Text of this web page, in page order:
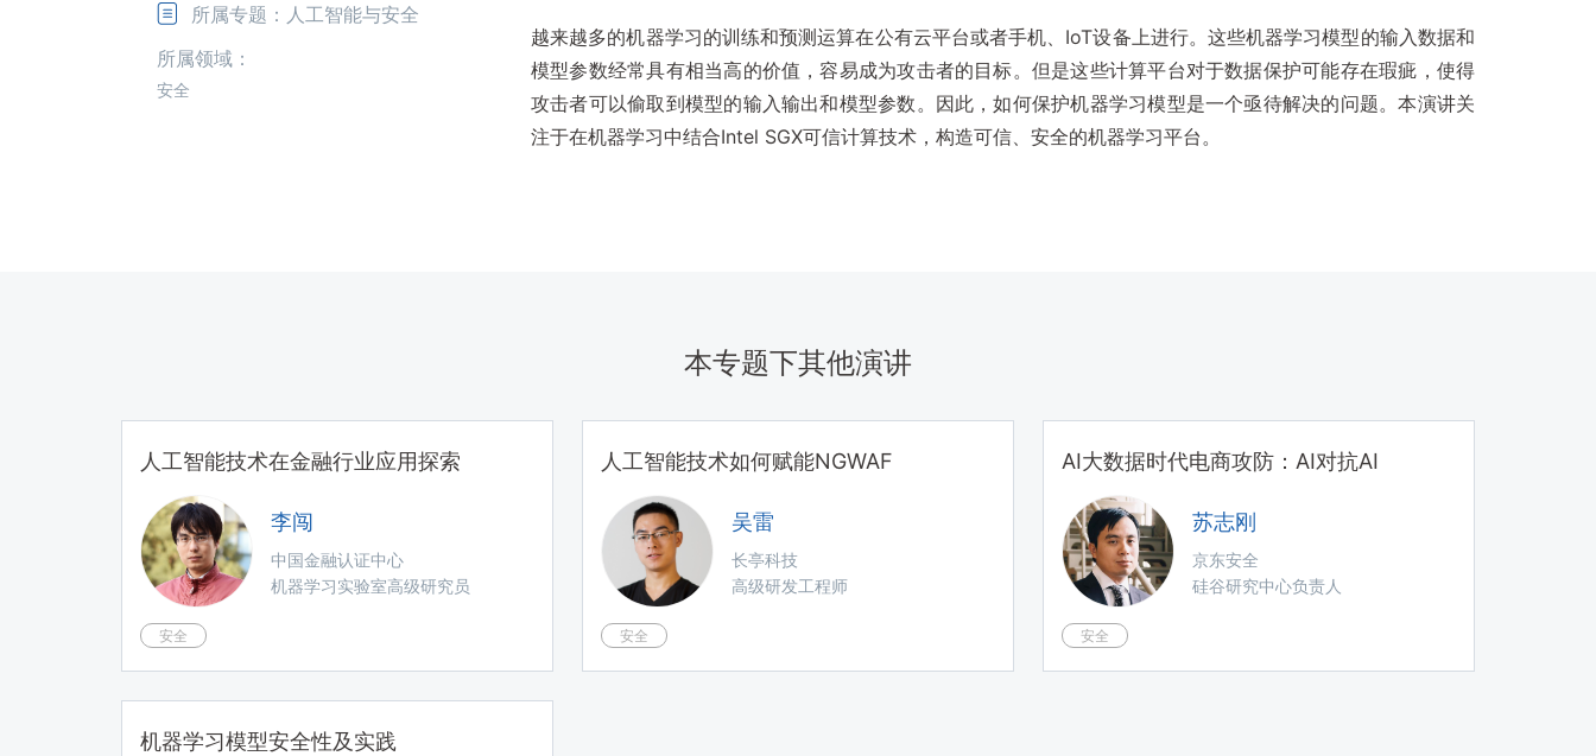
所属专题：人工智能与安全
所属领域：
安全
越来越多的机器学习的训练和预测运算在公有云平台或者手机、IoT设备上进行。这些机器学习模型的输入数据和
模型参数经常具有相当高的价值，容易成为攻击者的目标。但是这些计算平台对于数据保护可能存在瑕疵，使得
攻击者可以偷取到模型的输入输出和模型参数。因此，如何保护机器学习模型是一个亟待解决的问题。本演讲关
注于在机器学习中结合Intel SGX可信计算技术，构造可信、安全的机器学习平台。
本专题下其他演讲
人工智能技术在金融行业应用探索
李闯
中国金融认证中心
机器学习实验室高级研究员
安全
人工智能技术如何赋能NGWAF
吴雷
长亭科技
高级研发工程师
安全
AI大数据时代电商攻防：AI对抗AI
苏志刚
京东安全
硅谷研究中心负责人
安全
机器学习模型安全性及实践